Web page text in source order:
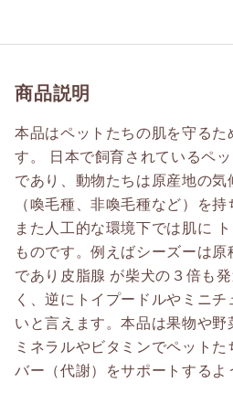
商品説明
本品はペットたちの肌を守る
す。 日本で飼育されているペ
であり、動物たちは原産地の
（喚毛種、非喚毛種など）を持
また人工的な環境下では肌に
ものです。例えばシーズーは原
であり皮脂腺 が柴犬の３倍も
く、逆にトイプードルやミニ
いと言えます。本品は果物や野
ミネラルやビタミンでペット
バー（代謝）をサポートするよ